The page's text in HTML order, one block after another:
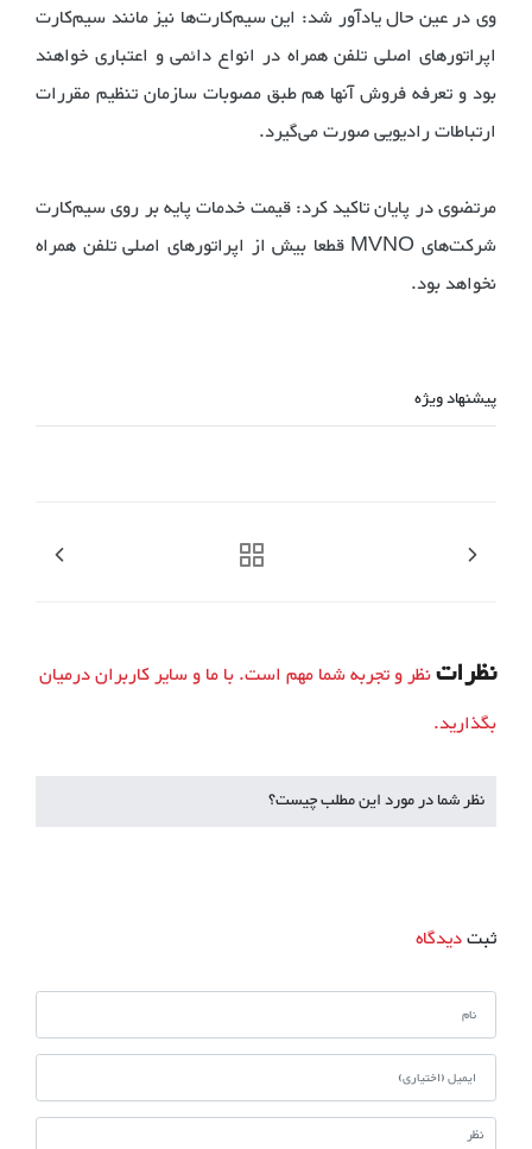
وی در عین حال یادآور شد: این سیم‌کارت‌ها نیز مانند سیم‌کارت
اپراتورهای اصلی تلفن همراه در انواع دائمی و اعتباری خواهند
بود و تعرفه فروش آنها هم طبق مصوبات سازمان تنظیم مقررات
ارتباطات رادیویی صورت می‌گیرد.
مرتضوی در پایان تاکید کرد: قیمت خدمات پایه بر روی سیم‌کارت‌
شرکت‌های MVNO قطعا بیش از اپراتورهای اصلی تلفن همراه
نخواهد بود.
پیشنهاد ویژه
نظراتنظر و تجربه شما مهم است. با ما و سایر کاربران درمیان
بگذارید.
نظر شما در مورد این مطلب چیست؟
ثبتدیدگاه